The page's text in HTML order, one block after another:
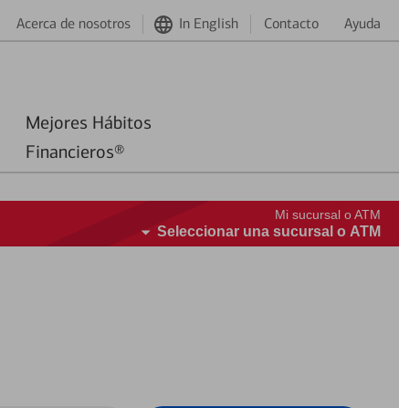
Acerca de nosotros In English Contacto Ayuda
Mejores Hábitos
Financieros®
Mi sucursal o ATM
Seleccionar una sucursal o ATM